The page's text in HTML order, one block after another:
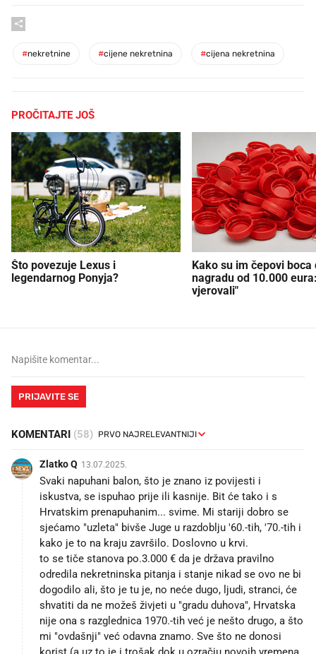
#nekretnine #cijene nekretnina #cijena nekretnina
PROČITAJTE JOŠ
Što povezuje Lexus i
legendarnog Ponyja?
Kako su im čepovi boca
nagradu od 10.000
vjerovali"
PRIJAVITE SE
KOMENTARI (58)
Zlatko Q 13.07.2025.
Svaki napuhani balon, što je znano iz povijesti i
iskustva, se ispuhao prije ili kasnije. Bit će tako i s
Hrvatskim prenapuhanim... svime. Mi stariji dobro se
sjećamo "uzleta" bivše Juge u razdoblju '60.-tih, '70.-tih i
kako je to na kraju završilo. Doslovno u krvi.
to se tiče stanova po.3.000 € da je država pravilno
odredila nekretninska pitanja i stanje nikad se ovo ne bi
dogodilo ali, što je tu je, no neće dugo, ljudi, stranci, će
shvatiti da ne možeš živjeti u "gradu duhova", Hrvatska
nije ona s razglednica 1970.-tih već je nešto drugo, a što
mi "ovdašnji" već odavna znamo. Sve što ne donosi